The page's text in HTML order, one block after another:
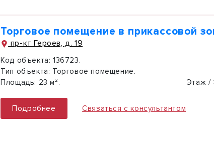
Торговое помещение в прикассовой
пр-кт Героев, д. 19
Код объекта: 136723.
Тип объекта: Торговое помещение.
Площадь: 23 м². Этаж /
Подробнее Связаться с консультантом